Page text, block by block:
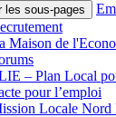
les sous-pages
Maison de
– Plan Local
pour l’emploi
Locale Nord